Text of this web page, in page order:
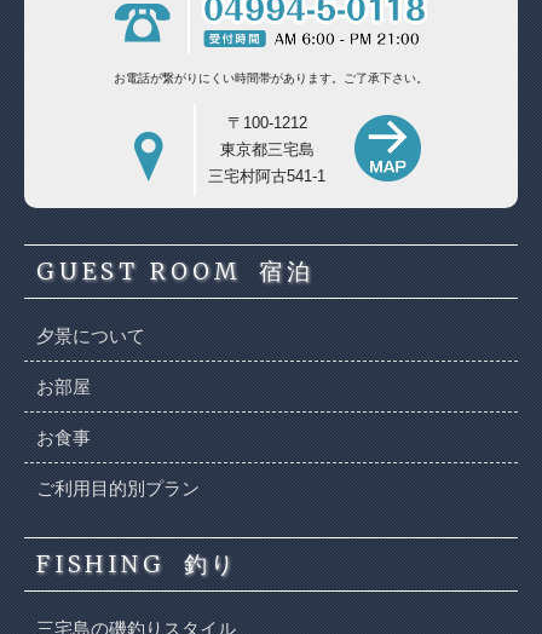
お電話が繋がりにくい時間帯があります。 ご了承下さい。
〒100-1212
東京都三宅島
三宅村阿古541-1
GUEST ROOM 宿泊
夕景について
お部屋
お食事
ご利用目的別プラン
FISHING 釣り
三宅島の磯釣りスタイル